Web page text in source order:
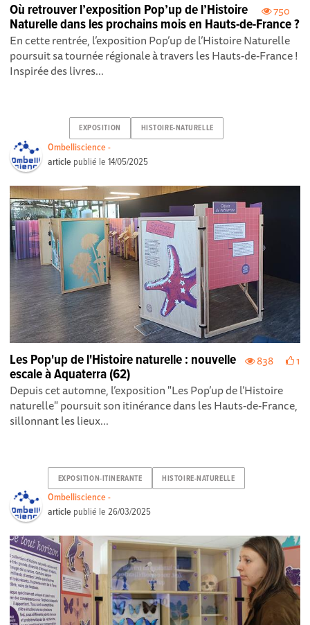
750
Où retrouver l’exposition Pop’up de l’Histoire
Naturelle dans les prochains mois en Hauts-de-France ?
En cette rentrée, l’exposition Pop’up de l’Histoire Naturelle
poursuit sa tournée régionale à travers les Hauts-de-France !
Inspirée des livres...
EXPOSITION HISTOIRE-NATURELLE
Ombelliscience -
article publié le14/05/2025
838 1
Les Pop'up de l'Histoire naturelle : nouvelle
escale à Aquaterra (62)
Depuis cet automne, l’exposition "Les Pop’up de l’Histoire
naturelle" poursuit son itinérance dans les Hauts-de-France,
sillonnant les lieux...
EXPOSITION-ITINERANTE HISTOIRE-NATURELLE
Ombelliscience -
article publié le26/03/2025